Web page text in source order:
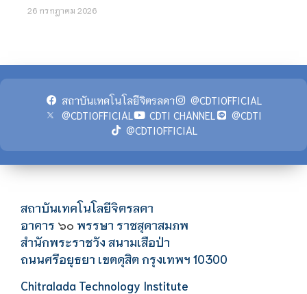
26 กรกฎาคม 2026
สถาบันเทคโนโลยีจิตรลดา
@CDTIOFFICIAL
@CDTIOFFICIAL
CDTI CHANNEL
@CDTI
@CDTIOFFICIAL
สถาบันเทคโนโลยีจิตรลดา
อาคาร ๖๐ พรรษา ราชสุดาสมภพ
สำนักพระราชวัง สนามเสือป่า
ถนนศรีอยุธยา เขตดุสิต กรุงเทพฯ 10300
Chitralada Technology Institute